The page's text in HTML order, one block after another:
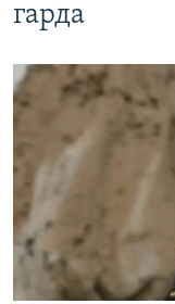
гарда